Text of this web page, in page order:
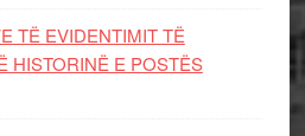
TË EVIDENTIMIT TË
HISTORINË E POSTËS